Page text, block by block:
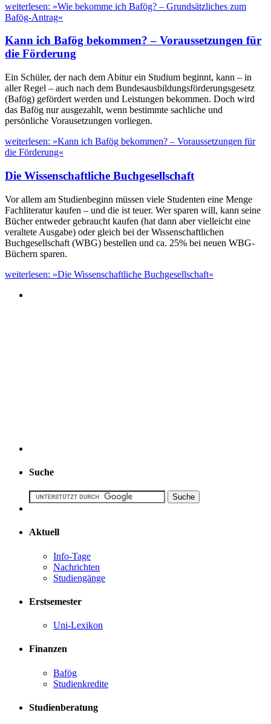
weiterlesen: »Wie bekomme ich Bafög? – Grundsätzliches zum
Bafög-Antrag«
Kann ich Bafög bekommen? – Voraussetzungen für
die Förderung
Ein Schüler, der nach dem Abitur ein Studium beginnt, kann – in
aller Regel – auch nach dem Bundesausbildungsförderungsgesetz
(Bafög) gefördert werden und Leistungen bekommen. Doch wird
das Bafög nur ausgezahlt, wenn bestimmte sachliche und
persönliche Vorausetzungen vorliegen.
weiterlesen: »Kann ich Bafög bekommen? – Voraussetzungen für
die Förderung«
Die Wissenschaftliche Buchgesellschaft
Vor allem am Studienbeginn müssen viele Studenten eine Menge
Fachliteratur kaufen – und die ist teuer. Wer sparen will, kann seine
Bücher entweder gebraucht kaufen (hat dann aber vielleicht eine
veraltete Ausgabe) oder gleich bei der Wissenschaftlichen
Buchgesellschaft (WBG) bestellen und ca. 25% bei neuen WBG-
Büchern sparen.
weiterlesen: »Die Wissenschaftliche Buchgesellschaft«
Suche
Aktuell
Info-Tage
Nachrichten
Studiengänge
Erstsemester
Uni-Lexikon
Finanzen
Bafög
Studienkredite
Studienberatung